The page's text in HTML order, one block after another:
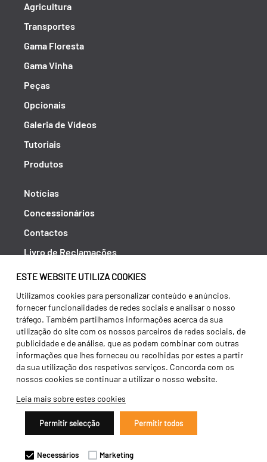
ESTE WEBSITE UTILIZA COOKIES
Utilizamos cookies para personalizar conteúdo e anúncios,
fornecer funcionalidades de redes sociais e analisar o nosso
tráfego. Também partilhamos informações acerca da sua
utilização do site com os nossos parceiros de redes sociais, de
publicidade e de análise, que as podem combinar com outras
informações que lhes forneceu ou recolhidas por estes a partir
da sua utilização dos respetivos serviços. Concorda com os
nossos cookies se continuar a utilizar o nosso website.
Leia mais sobre estes cookies
Permitir selecção Permitir todos
Necessários Marketing
Agricultura
Transportes
Gama Floresta
Gama Vinha
Peças
Opcionais
Galeria de Vídeos
Tutoriais
Produtos
Notícias
Concessionários
Contactos
Livro de Reclamações
Política de Privacidade
Canal de Denúncias (RGPC)
Termos e condições